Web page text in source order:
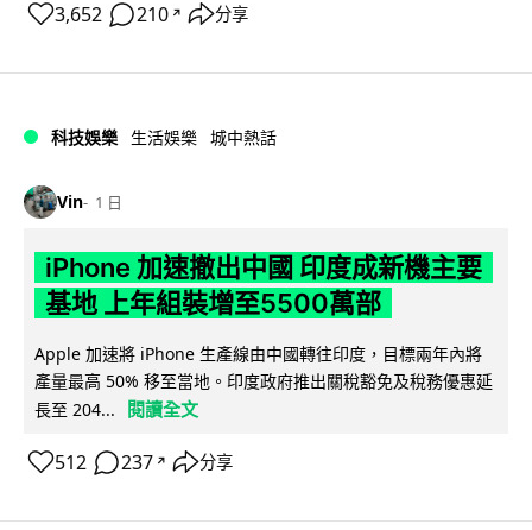
3,652 210 ↗ 分享
科技娛樂 生活娛樂 城中熱話
Vin 1 日
iPhone 加速撤出中國 印度成新機主要
基地 上年組裝增至5500萬部
Apple 加速將 iPhone 生產線由中國轉往印度，目標兩年內將
產量最高 50% 移至當地。印度政府推出關稅豁免及稅務優惠延
長至 204...
閱讀全文
512 237 ↗ 分享